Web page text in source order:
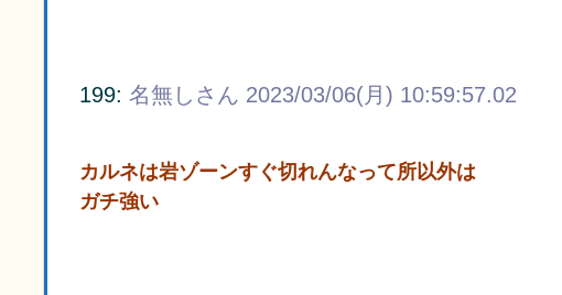
199: 名無しさん 2023/03/06(月) 10:59:57.02
カルネは岩ゾーンすぐ切れんなって所以外は
ガチ強い